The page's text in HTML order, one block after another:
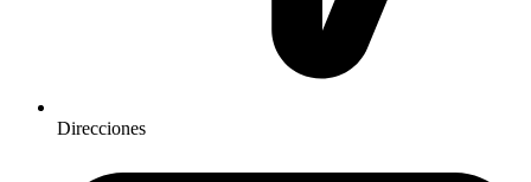
Direcciones